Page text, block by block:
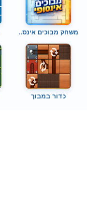
משחק מבוכים אינס..
כדור במבוך